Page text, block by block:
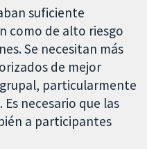
suficiente
como de alto riesgo
Se necesitan más
de mejor
particularmente
necesario que las
a participantes